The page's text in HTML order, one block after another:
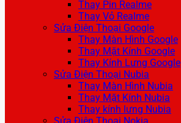
Thay Pin Realme
Thay Vỏ Realme
Sửa Điện Thoại Google
Thay Màn Hình Google
Thay Mặt Kính Google
Thay Kính Lưng Google
Sửa Điện Thoại Nubia
Thay Màn Hình Nubia
Thay Mặt Kính Nubia
Thay kính lưng Nubia